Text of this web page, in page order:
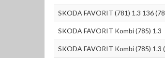
SKODA FAVORIT (781) 1.3 136
SKODA FAVORIT Kombi (785) 1.3
SKODA FAVORIT Kombi (785) 1.3